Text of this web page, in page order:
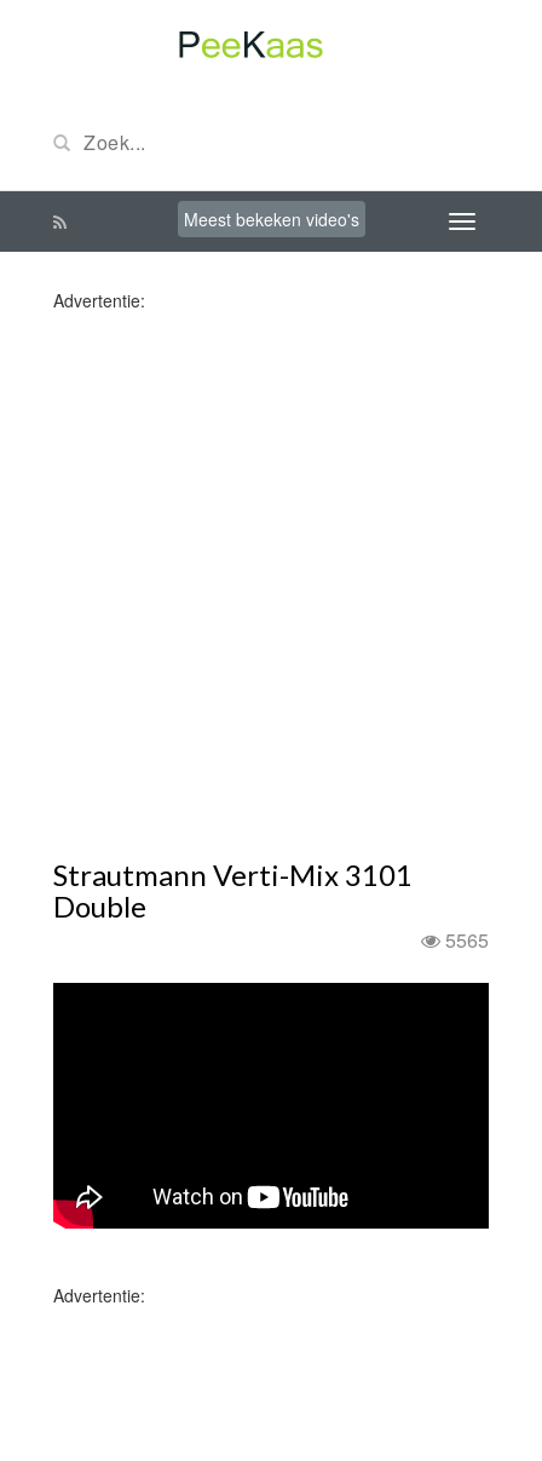
Meest bekeken video's
Advertentie:
Strautmann Verti-Mix 3101
Double
5565
Advertentie: